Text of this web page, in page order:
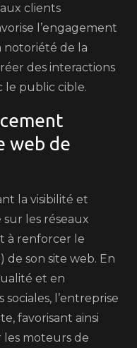
clients
l’engagement
notoriété de la
des interactions
le public cible.
web de
la visibilité et
sur les réseaux
à renforcer le
son site web. En
et en
l’entreprise
favorisant ainsi
moteurs de